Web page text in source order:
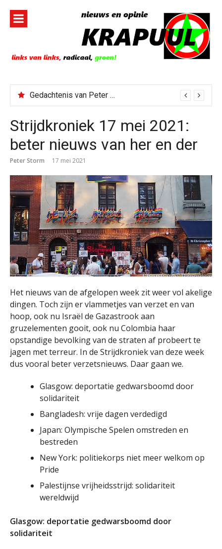
inhoud
Todd Blanche benoemd tot Attorney General
Strijdkroniek 17 mei 2021:
beter nieuws van her en der
Peter Storm 17 mei 2021
Het nieuws van de afgelopen week zit weer vol akelige
dingen. Toch zijn er vlammetjes van verzet en van
hoop, ook nu Israël de Gazastrook aan
gruzelementen gooit, ook nu Colombia haar
opstandige bevolking van de straten af probeert te
jagen met terreur. In de Strijdkroniek van deze week
dus vooral beter verzetsnieuws. Daar gaan we.
Glasgow: deportatie gedwarsboomd door
solidariteit
Bangladesh: vrije dagen verdedigd
Japan: Olympische Spelen omstreden en
bestreden
New York: politiekorps niet meer welkom op
Pride
Palestijnse vrijheidsstrijd: solidariteit
wereldwijd
Glasgow: deportatie gedwarsboomd door
solidariteit